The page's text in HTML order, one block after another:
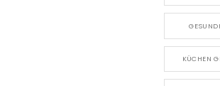
KÜCHEN